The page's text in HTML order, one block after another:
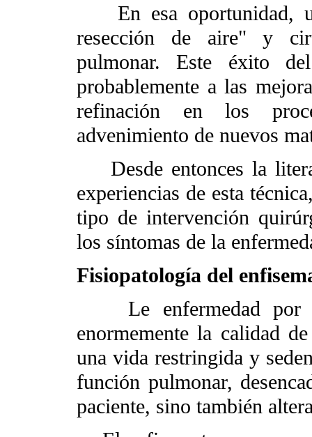
En esa oportunidad,
resección de aire" y
pulmonar. Este éxito
probablemente a las
refinación en los
advenimiento de nuevos
Desde entonces la
experiencias de esta
tipo de intervención
los síntomas de la
Fisiopatología del
Le enfermedad por
enormemente la calidad
una vida restringida y
función pulmonar,
paciente, sino también